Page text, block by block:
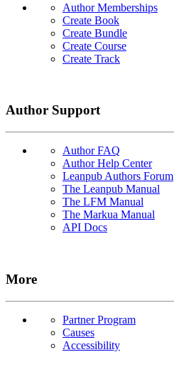
Author Memberships
Create Book
Create Bundle
Create Course
Create Track
Author Support
Author FAQ
Author Help Center
Leanpub Authors Forum
The Leanpub Manual
The LFM Manual
The Markua Manual
API Docs
More
Partner Program
Causes
Accessibility